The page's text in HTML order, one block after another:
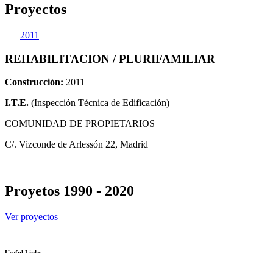
Proyectos
2011
REHABILITACION / PLURIFAMILIAR
Construcción: 2011
I.T.E. (Inspección Técnica de Edificación)
COMUNIDAD DE PROPIETARIOS
C/. Vizconde de Arlessón 22, Madrid
Proyetos 1990 - 2020
Ver proyectos